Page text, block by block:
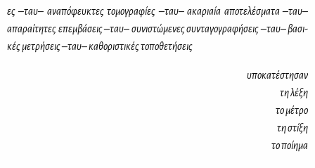
ες –ταυ– ανα­πό­φευ­κτες το­μο­γρα­φί­ες –ταυ– ακα­ριαία απο­τε­λέ­σμα­τα –ταυ–
απα­ραί­τη­τες επεμ­βά­σεις –ταυ– συ­νι­στώ­με­νες συ­ντα­γο­γρα­φή­σεις –ταυ– βα­σι­
κές με­τρή­σεις –ταυ– κα­θο­ρι­στι­κές το­πο­θε­τή­σεις
υπο­κα­τέ­στη­σαν
τη λέ­ξη
το μέ­τρο
τη στί­ξη
το ποί­η­μα